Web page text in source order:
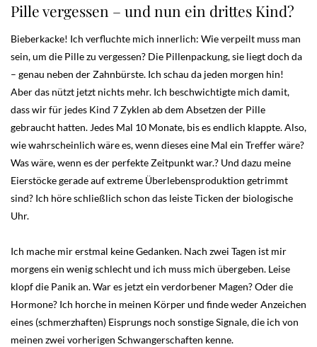
Pille vergessen – und nun ein drittes Kind?
Bieberkacke! Ich verfluchte mich innerlich: Wie verpeilt muss man
sein, um die Pille zu vergessen? Die Pillenpackung, sie liegt doch da
– genau neben der Zahnbürste. Ich schau da jeden morgen hin!
Aber das nützt jetzt nichts mehr. Ich beschwichtigte mich damit,
dass wir für jedes Kind 7 Zyklen ab dem Absetzen der Pille
gebraucht hatten. Jedes Mal 10 Monate, bis es endlich klappte. Also,
wie wahrscheinlich wäre es, wenn dieses eine Mal ein Treffer wäre?
Was wäre, wenn es der perfekte Zeitpunkt war.? Und dazu meine
Eierstöcke gerade auf extreme Überlebensproduktion getrimmt
sind? Ich höre schließlich schon das leiste Ticken der biologische
Uhr.
Ich mache mir erstmal keine Gedanken. Nach zwei Tagen ist mir
morgens ein wenig schlecht und ich muss mich übergeben. Leise
klopf die Panik an. War es jetzt ein verdorbener Magen? Oder die
Hormone? Ich horche in meinen Körper und finde weder Anzeichen
eines (schmerzhaften) Eisprungs noch sonstige Signale, die ich von
meinen zwei vorherigen Schwangerschaften kenne.